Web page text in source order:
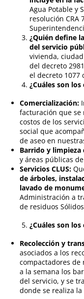
Agua Potable y
resolución CRA
¿Quién define
del servicio
vivienda,
del decreto
el decreto 1077
¿Cuáles son
Comercialización:
facturación que se
costos de los
social que
de aseo en
Barrido y limpieza
y áreas públicas de
Servicios CLUS:
de árboles,
lavado de
Administración a
de residuos
¿Cuáles son
Recolección y
asociados a los
compactadores de
a la semana los
del servicio, y se
donde se realiza